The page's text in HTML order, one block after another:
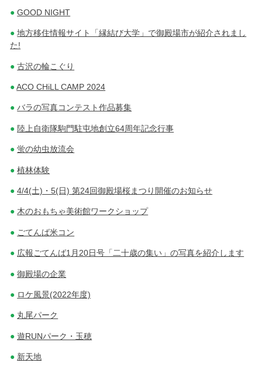
GOOD NIGHT
地方移住情報サイト「縁結び大学」で御殿場市が紹介されまし
た!
古沢の輪こぐり
ACO CHiLL CAMP 2024
バラの写真コンテスト作品募集
陸上自衛隊駒門駐屯地創立64周年記念行事
蛍の幼虫放流会
植林体験
4/4(土)・5(日) 第24回御殿場桜まつり開催のお知らせ
木のおもちゃ美術館ワークショップ
ごてんば米コン
広報ごてんば1月20日号「二十歳の集い」の写真を紹介します
御殿場の企業
ロケ風景(2022年度)
丸尾パーク
遊RUNパーク・玉穂
新天地